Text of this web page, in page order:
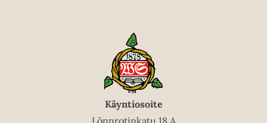
Käyntiosoite